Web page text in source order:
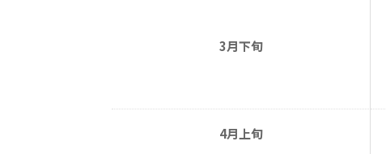
3月下旬
4月上旬